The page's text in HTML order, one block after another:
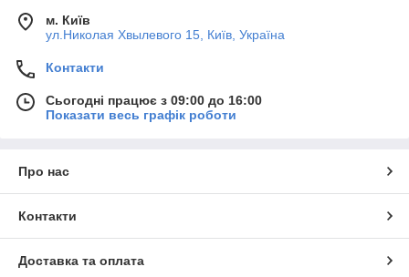
м. Київ
ул.Николая Хвылевого 15, Київ, Україна
Контакти
Сьогодні працює з 09:00 до 16:00
Показати весь графік роботи
Про нас
Контакти
Доставка та оплата